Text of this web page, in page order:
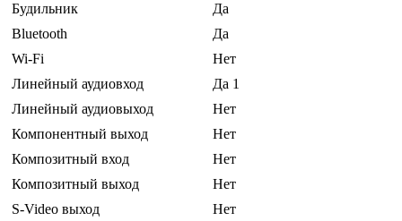
Будильник
Да
Bluetooth
Да
Wi-Fi
Нет
Линейный аудиовход
Да 1
Линейный аудиовыход
Нет
Компонентный выход
Нет
Композитный вход
Нет
Композитный выход
Нет
S-Video выход
Нет